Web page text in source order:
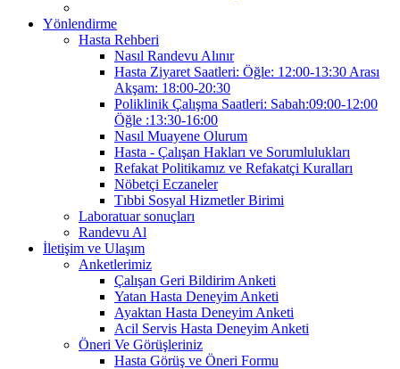
Yönlendirme
Hasta Rehberi
Nasıl Randevu Alınır
Hasta Ziyaret Saatleri: Öğle: 12:00-13:30 Arası
Akşam: 18:00-20:30
Poliklinik Çalışma Saatleri: Sabah:09:00-12:00
Öğle :13:30-16:00
Nasıl Muayene Olurum
Hasta - Çalışan Hakları ve Sorumlulukları
Refakat Politikamız ve Refakatçi Kuralları
Nöbetçi Eczaneler
Tıbbi Sosyal Hizmetler Birimi
Laboratuar sonuçları
Randevu Al
İletişim ve Ulaşım
Anketlerimiz
Çalışan Geri Bildirim Anketi
Yatan Hasta Deneyim Anketi
Ayaktan Hasta Deneyim Anketi
Acil Servis Hasta Deneyim Anketi
Öneri Ve Görüşleriniz
Hasta Görüş ve Öneri Formu